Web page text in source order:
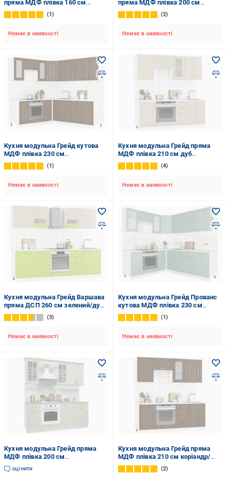
пряма МДФ плівка 160 см
коричневий/коричневий
1
Немає в наявності
пряма МДФ плівка 200 см
коричневий/коричневий
2
Немає в наявності
Кухня модульна Грейд кутова
МДФ плівка 230 см
×200коріандр/білий
1
Немає в наявності
Кухня модульна Грейд пряма
МДФ плівка 210 см дуб
цинамон/білий
4
Немає в наявності
Кухня модульна Грейд Варшава
пряма ДСП 260 см зелений/дуб
світлий/білий
3
Немає в наявності
Кухня модульна Грейд Прованс
кутова МДФ плівка 230 см
×200м'ятний/білий
1
Немає в наявності
Кухня модульна Грейд пряма
МДФ плівка 200 см
фісташковий/білий
оцінити
Кухня модульна Грейд пряма
МДФ плівка 210 см коріандр/
білий
2